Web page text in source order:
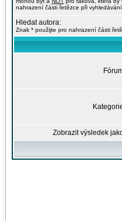
nahrazení části řetězce při vyhledávání.
Hledat autora:
Znak * použijte pro nahrazení části
Zobrazit výsledek